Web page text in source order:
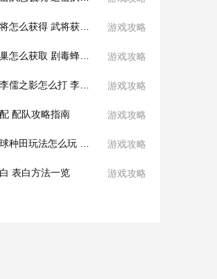
游戏攻略
游戏攻略
游戏攻略
配队攻略指南 游戏攻略
游戏攻略
表白方法一览 游戏攻略